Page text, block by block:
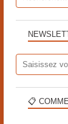
📋